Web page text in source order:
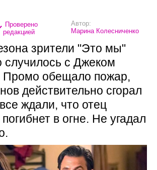
Проверено
редакцией
Автор:
Марина Колесниченко
зрители "Это мы"
случилось с Джеком
обещало пожар,
действительно сгорал
ждали, что отец
в огне. Не угадал